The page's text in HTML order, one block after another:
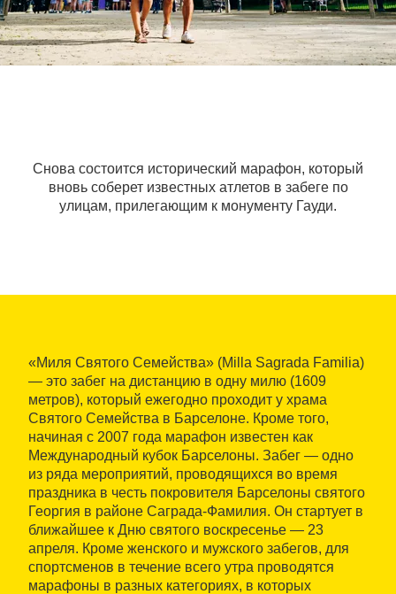
Снова состоится исторический марафон, который
вновь соберет известных атлетов в забеге по
улицам, прилегающим к монументу Гауди.
«Миля Святого Семейства» (Milla Sagrada Familia)
— это забег на дистанцию в одну милю (1609
метров), который ежегодно проходит у храма
Святого Семейства в Барселоне. Кроме того,
начиная с 2007 года марафон известен как
Международный кубок Барселоны. Забег — одно
из ряда мероприятий, проводящихся во время
праздника в честь покровителя Барселоны святого
Георгия в районе Саграда-Фамилия. Он стартует в
ближайшее к Дню святого воскресенье — 23
апреля. Кроме женского и мужского забегов, для
спортсменов в течение всего утра проводятся
марафоны в разных категориях, в которых